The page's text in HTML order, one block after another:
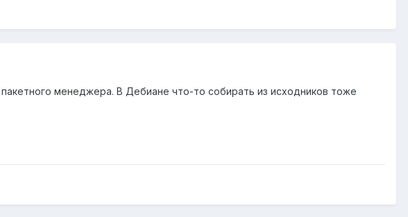
менеджера. В Дебиане что-то собирать из исходников тоже